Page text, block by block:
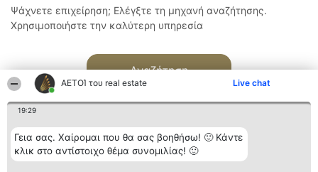
ΑΕΤΟΊ του real estate Live chat
19:29
Γεια σας. Χαίρομαι που θα σας βοηθήσω! 🙂 Κάντε
κλικ στο αντίστοιχο θέμα συνομιλίας! 🙂
Ψάχνετε επιχείρηση; Ελέγξτε τη μηχανή αναζήτησης.
Χρησιμοποιήστε την καλύτερη υπηρεσία
Αναζήτηση